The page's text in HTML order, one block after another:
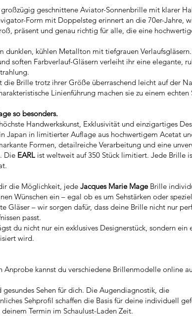
geschnittene Aviator-Sonnenbrille mit klarer
Form mit Doppelsteg erinnert an die 70er-Jahre,
präsent und genau richtig für alle, die eine
dunklen, kühlen Metallton mit tiefgrauen
soften Farbverlauf-Gläsern verleiht ihr eine elegante,
Brille trotz ihrer Größe überraschend leicht auf der
Linienführung machen sie zu einem echten
so besonders.
Handwerkskunst, Exklusivität und einzigartiges
Japan in limitierter Auflage aus hochwertigem Acetat
Formen, detailreiche Verarbeitung und eine
Die EARL ist weltweit auf 350 Stück limitiert. Jede Brille
die Möglichkeit, jede Jacques Marie MageBrille
Wünschen ein – egal ob es um Sehstärken oder
Gläser – wir sorgen dafür, dass deine Brille nicht nur
passt.
du nicht nur ein exklusives Designerstück, sondern ein
wird.
Anprobe kannst du verschiedene Brillenmodelle online
Sehen für dich. Die Augendiagnostik, die
Sehprofil schaffen die Basis für deine individuell
Termin im Schaulust-Laden Zeit.